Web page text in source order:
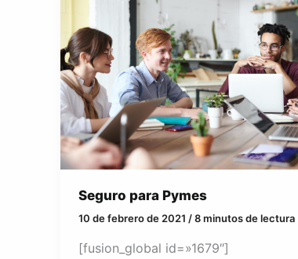
Seguro para Pymes
10 de febrero de 2021 /8 minutos de lectura
[fusion_global id=»1679″]